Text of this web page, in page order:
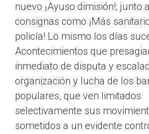
nuevo ¡Ayuso dimisión!; junto
consignas como ¡Más
policía! Lo mismo los días
Acontecimientos que
inmediato de disputa y
organización y lucha de los
populares, que ven limitados
selectivamente sus
sometidos a un evidente